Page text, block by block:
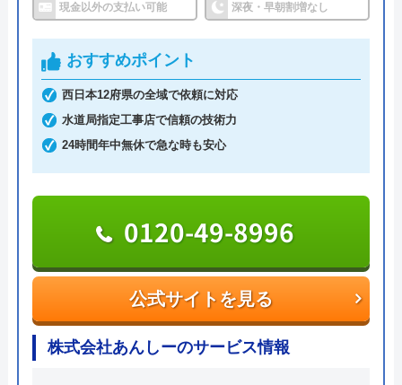
※クチコミの内容について
MA I
3 か月前
置をしてくださいました。 後日工事をして
対応してくださって大変助かりました。 ご
た。 配管は綺麗に仕上がり大変満足してお
クラシアンはTVCMを放送しており、その知名度の
高さは信頼できるポイントです。業界問わず多くの
企業も利用しており、そういった点でも間違いなく
悪質な業者ではありません。
作業にかかる金額自体は他の業者とそれほど変わら
は10%OFFで修理·交換を行ってくれます。作業内
業に入るので安心です。作業料金とは別に事務手数
料として諸経費がかかるので、費用をしっかりと確
認してから承諾のサインをしましょう。
各市区から認可を受けている水道局指定工事店であ
現金以外の支払い可能 深夜・早朝割増なし
おすすめポイント
西日本12府県の全域で依頼に対応
水道局指定工事店で信頼の技術力
24時間年中無休で急な時も安心
公式サイトを見る
0120-49-8996
株式会社あんしーのサービス情報